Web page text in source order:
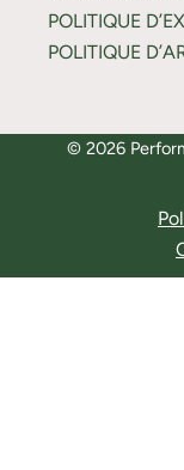
POLITIQUE
POLITIQUE
© 2026